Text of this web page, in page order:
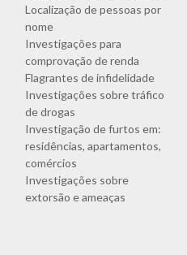
Localização de pessoas por
nome
Investigações para
comprovação de renda
Flagrantes de infidelidade
Investigações sobre tráfico
de drogas
Investigação de furtos em:
residências, apartamentos,
comércios
Investigações sobre
extorsão e ameaças